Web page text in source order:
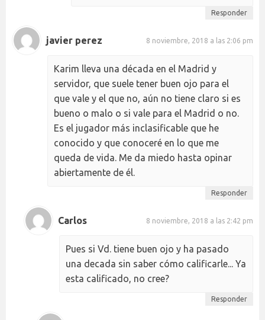
Responder
javier perez 8 noviembre, 2018 a las 2:06 pm
Karim lleva una década en el Madrid y
servidor, que suele tener buen ojo para el
que vale y el que no, aún no tiene claro si es
bueno o malo o si vale para el Madrid o no.
Es el jugador más inclasificable que he
conocido y que conoceré en lo que me
queda de vida. Me da miedo hasta opinar
abiertamente de él.
Responder
Carlos 8 noviembre, 2018 a las 2:42 pm
Pues si Vd. tiene buen ojo y ha pasado
una decada sin saber cómo calificarle... Ya
esta calificado, no cree?
Responder